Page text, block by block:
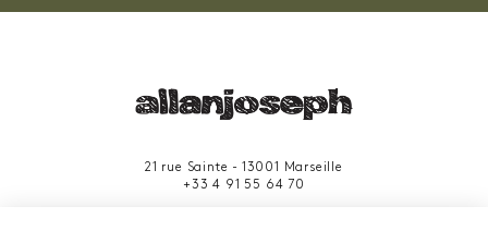
21 rue Sainte - 13001 Marseille
+33 4 91 55 64 70